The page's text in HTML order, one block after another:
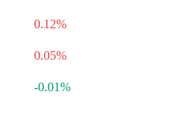
0.12%
0.05%
-0.01%